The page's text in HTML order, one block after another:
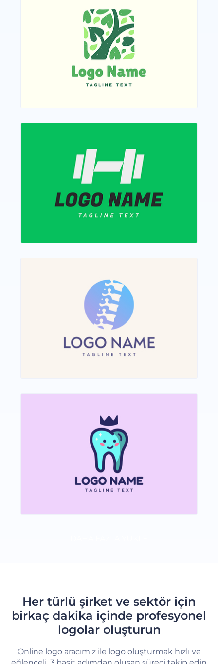
Her türlü şirket ve sektör için
birkaç dakika içinde profesyonel
logolar oluşturun
Online logo aracımız ile logo oluşturmak hızlı ve
eğlenceli. 3 basit adımdan oluşan süreci takip edin